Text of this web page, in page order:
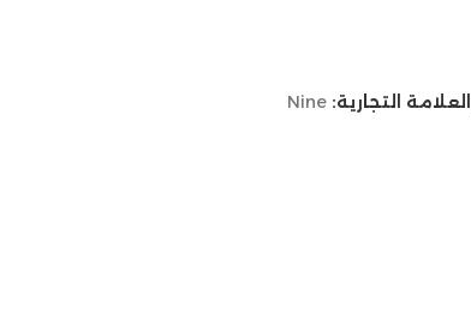
العلامة التجارية: Nine